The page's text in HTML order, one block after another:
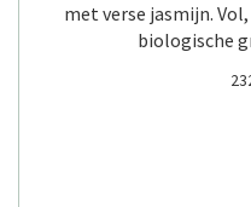
met verse jasmijn.
biologische